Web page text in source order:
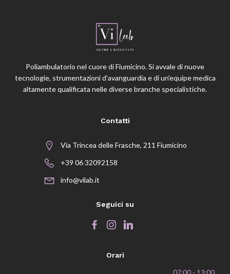
Poliambulatorio nel cuore di Fiumicino. Si avvale di nuove
tecnologie, strumentazioni d'avanguardia e di un'equipe medica
altamente qualificata nelle diverse branche specialistiche.
Contatti
Via Trincea delle Frasche, 211 Fiumicino
+39 06 32092158
info@vilab.it
Seguici su
Orari